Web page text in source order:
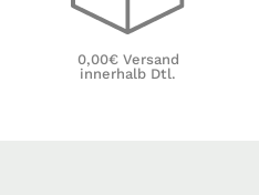
0,00€ Versand
innerhalb Dtl.